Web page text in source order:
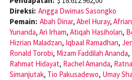
Direksi: Angga Dwimas Sasongko
Pemain: Abah Dinar, Abel Huray,
Yunanda, Ari Irham, Atiqah Hasiholan,
Hizrian Maladzan, Iqbaal Ramadhan,
Ronald Torobi, Mizam Faddilah Ananda,
Rahmat Hidayat, Rachel Amanda,
Simanjutak, Tio Pakusadewo, Umay